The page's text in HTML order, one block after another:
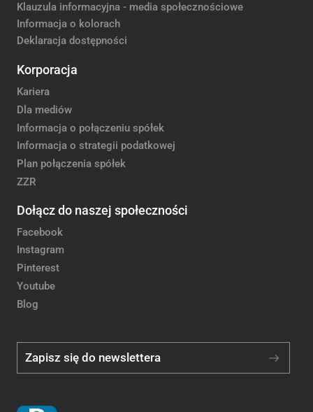
Klauzula informacyjna - media społecznościowe
Informacja o kolorach
Deklaracja dostępności
Korporacja
Kariera
Dla mediów
Informacja o połączeniu spółek
Informacja o strategii podatkowej
Plan połączenia spółek
ZZR
Dołącz do naszej społeczności
Facebook
Instagram
Pinterest
Youtube
Blog
Zapisz się do newslettera